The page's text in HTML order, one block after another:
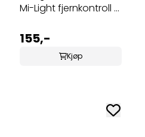
Mi-Light fjernkontroll ...
155,-
Kjøp